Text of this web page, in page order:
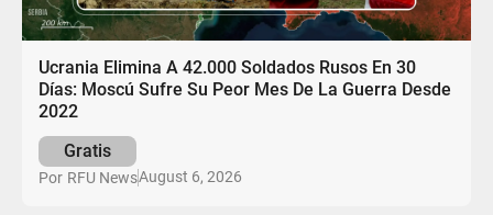
Ucrania Elimina A 42.000 Soldados Rusos En 30
Días: Moscú Sufre Su Peor Mes De La Guerra Desde
2022
Gratis
Por RFU NewsAugust 6, 2026